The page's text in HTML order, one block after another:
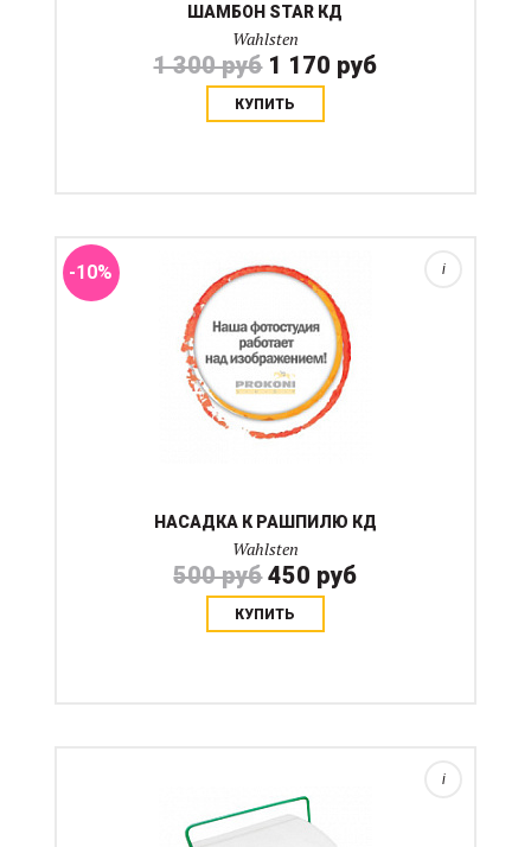
ШАМБОН STAR КД
Wahlsten
1 300 руб 1 170 руб
КУПИТЬ
-10%
НАСАДКА К РАШПИЛЮ КД
Wahlsten
500 руб 450 руб
КУПИТЬ
i
i